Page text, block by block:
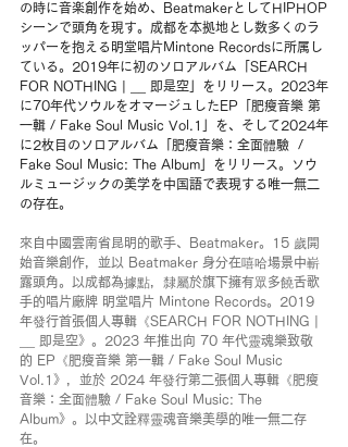
の時に音楽創作を始め、BeatmakerとしてHIPHOP
シーンで頭角を現す。成都を本拠地とし数多くのラ
ッパーを抱える明堂唱片Mintone Recordsに所属し
ている。2019年に初のソロアルバム「SEARCH
FOR NOTHING | __ 即是空」をリリース。2023年
に70年代ソウルをオマージュしたEP「肥瘦音樂 第
一輯 / Fake Soul Music Vol.1」を、そして2024年
に2枚目のソロアルバム「肥瘦音樂：全面體驗  /
Fake Soul Music: The Album」をリリース。ソウ
ルミュージックの美学を中国語で表現する唯一無二
の存在。
來自中國雲南省昆明的歌手、Beatmaker。15 歲開
始音樂創作，並以 Beatmaker 身分在嘻哈場景中嶄
露頭角。以成都為據點，隸屬於旗下擁有眾多饒舌歌
手的唱片廠牌 明堂唱片 Mintone Records。2019
年發行首張個人專輯《SEARCH FOR NOTHING |
__ 即是空》。2023 年推出向 70 年代靈魂樂致敬
的 EP《肥瘦音樂 第一輯 / Fake Soul Music
Vol.1》，並於 2024 年發行第二張個人專輯《肥瘦
音樂：全面體驗 / Fake Soul Music: The
Album》。以中文詮釋靈魂音樂美學的唯一無二存
在。